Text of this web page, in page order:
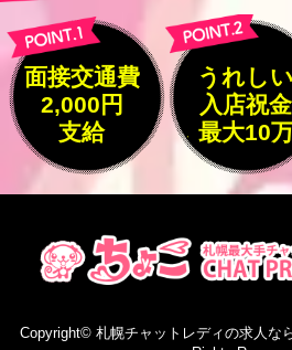
面接交通費
2,000円
支給
うれしい
入店祝金
最大10
Copyright© 札幌チャットレディの求人な